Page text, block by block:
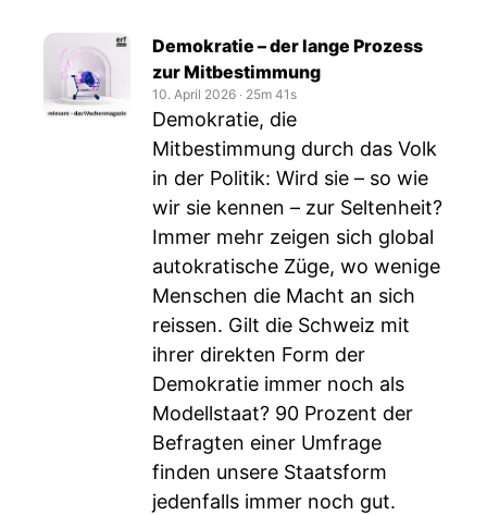
Demokratie – der lange Prozess
zur Mitbestimmung
10. April 2026 ‧ 25m 41s
Demokratie, die
Mitbestimmung durch das Volk
in der Politik: Wird sie – so wie
wir sie kennen – zur Seltenheit?
Immer mehr zeigen sich global
autokratische Züge, wo wenige
Menschen die Macht an sich
reissen. Gilt die Schweiz mit
ihrer direkten Form der
Demokratie immer noch als
Modellstaat? 90 Prozent der
Befragten einer Umfrage
finden unsere Staatsform
jedenfalls immer noch gut.